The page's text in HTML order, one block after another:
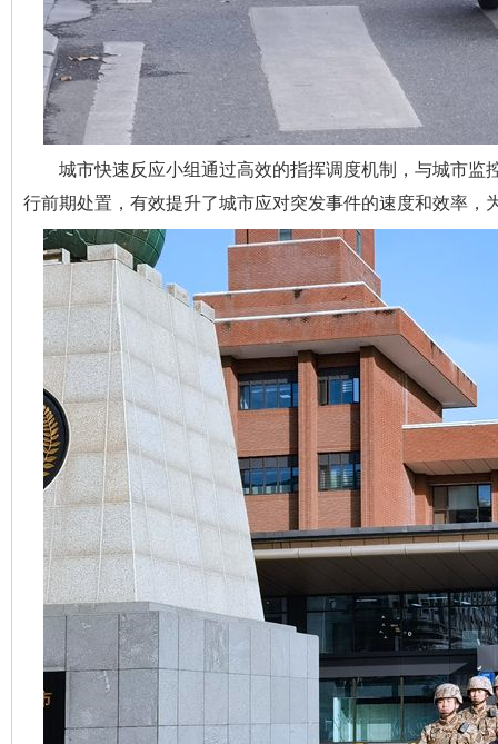
城市快速反应小组通过高效的指挥调度机制，与城市
行前期处置，有效提升了城市应对突发事件的速度和效率